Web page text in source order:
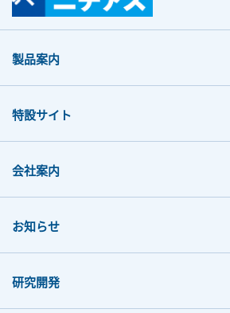
製品案内
特設サイト
会社案内
お知らせ
研究開発